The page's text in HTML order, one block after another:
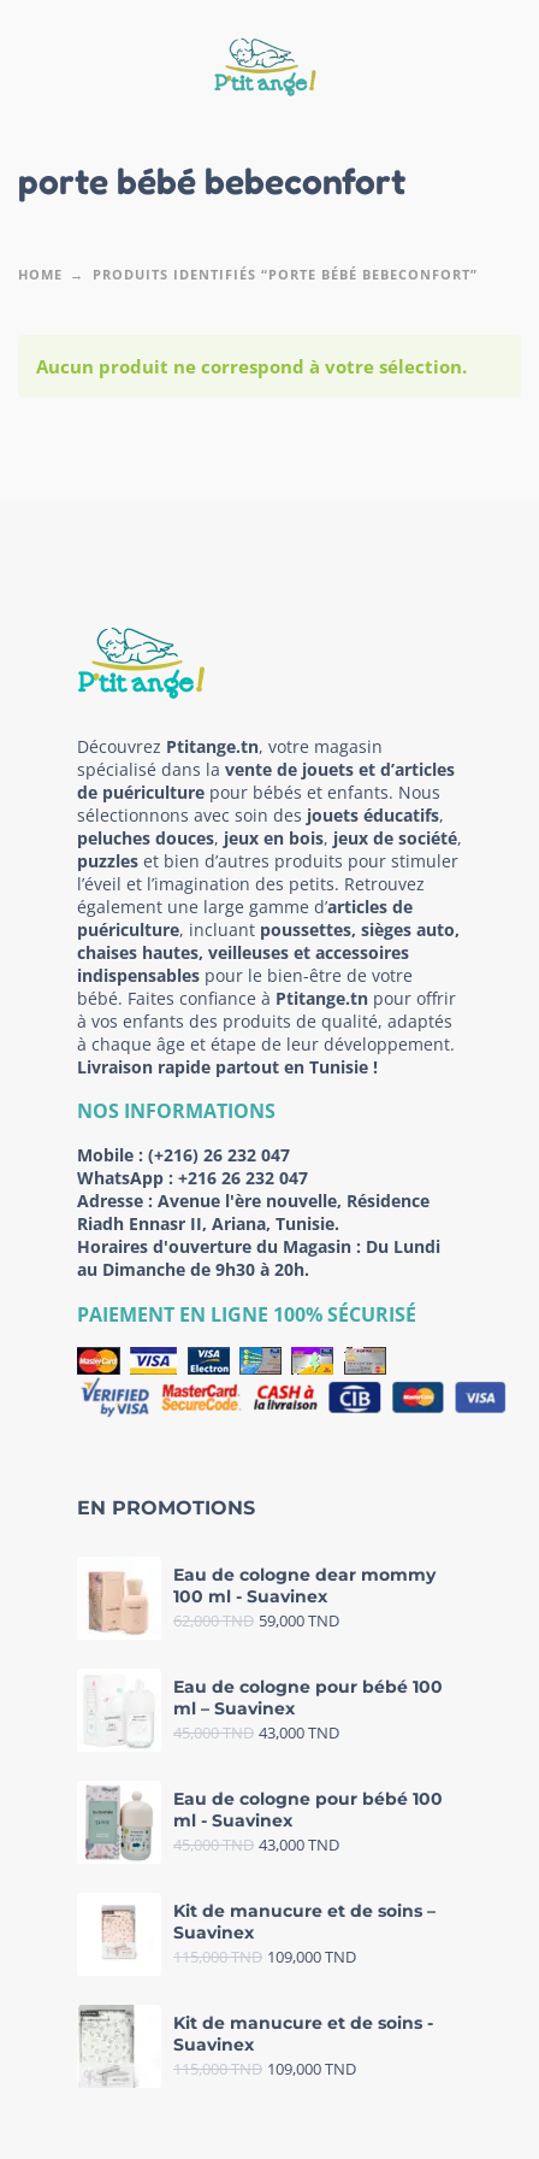
porte bébé bebeconfort
HOME PRODUITS IDENTIFIÉS “PORTE BÉBÉ BEBECONFORT”
Aucun produit ne correspond à votre sélection.
Découvrez Ptitange.tn, votre magasin
spécialisé dans la vente de jouets et d’articles
de puériculture pour bébés et enfants. Nous
sélectionnons avec soin des jouets éducatifs,
peluches douces, jeux en bois, jeux de société,
puzzles et bien d’autres produits pour stimuler
l’éveil et l’imagination des petits. Retrouvez
également une large gamme d’articles de
puériculture, incluant poussettes, sièges auto,
chaises hautes, veilleuses et accessoires
indispensables pour le bien-être de votre
bébé. Faites confiance à Ptitange.tn pour offrir
à vos enfants des produits de qualité, adaptés
à chaque âge et étape de leur développement.
Livraison rapide partout en Tunisie !
NOS INFORMATIONS
Mobile : (+216) 26 232 047
WhatsApp : +216 26 232 047
Adresse : Avenue l'ère nouvelle, Résidence
Riadh Ennasr II, Ariana, Tunisie.
Horaires d'ouverture du Magasin : Du Lundi
au Dimanche de 9h30 à 20h.
PAIEMENT EN LIGNE 100% SÉCURISÉ
EN PROMOTIONS
Eau de cologne dear mommy
100 ml - Suavinex
62,000TND 59,000TND
Eau de cologne pour bébé 100
ml – Suavinex
45,000TND 43,000TND
Eau de cologne pour bébé 100
ml - Suavinex
45,000TND 43,000TND
Kit de manucure et de soins –
Suavinex
115,000TND 109,000TND
Kit de manucure et de soins -
Suavinex
115,000TND 109,000TND